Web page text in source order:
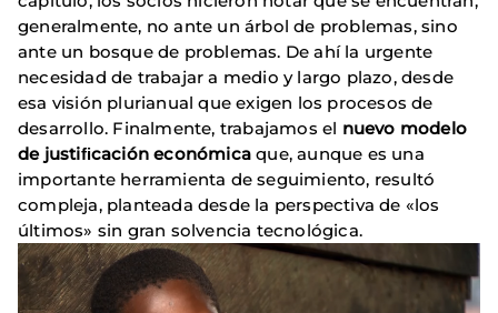
generalmente, no ante un árbol de problemas, sino
ante un bosque de problemas. De ahí la urgente
necesidad de trabajar a medio y largo plazo, desde
esa visión plurianual que exigen los procesos de
desarrollo. Finalmente, trabajamos el nuevo modelo
de justiﬁcación económica que, aunque es una
importante herramienta de seguimiento, resultó
compleja, planteada desde la perspectiva de «los
últimos» sin gran solvencia tecnológica.